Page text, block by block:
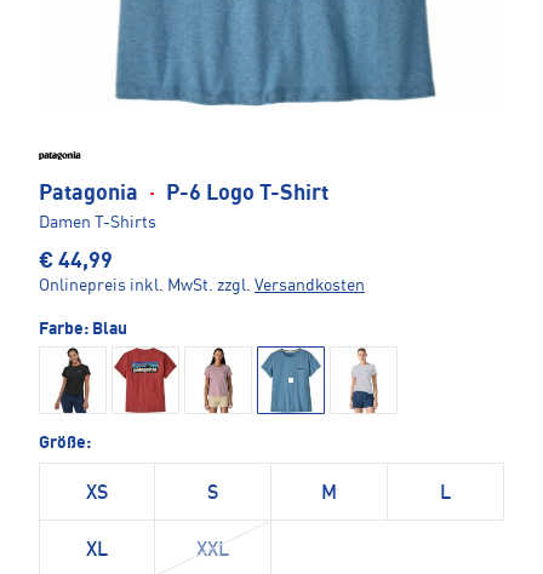
Patagonia · P-6 Logo T-Shirt
Damen T-Shirts
€ 44,99
Onlinepreis inkl. MwSt. zzgl. Versandkosten
Farbe: Blau
Größe:
XS S M L
XL XXL